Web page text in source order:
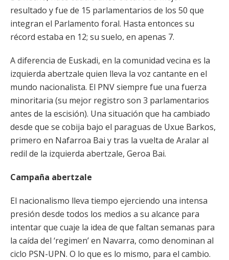
resultado y fue de 15 parlamentarios de los 50 que
integran el Parlamento foral. Hasta entonces su
récord estaba en 12; su suelo, en apenas 7.
A diferencia de Euskadi, en la comunidad vecina es la
izquierda abertzale quien lleva la voz cantante en el
mundo nacionalista. El PNV siempre fue una fuerza
minoritaria (su mejor registro son 3 parlamentarios
antes de la escisión). Una situación que ha cambiado
desde que se cobija bajo el paraguas de Uxue Barkos,
primero en Nafarroa Bai y tras la vuelta de Aralar al
redil de la izquierda abertzale, Geroa Bai.
Campaña abertzale
El nacionalismo lleva tiempo ejerciendo una intensa
presión desde todos los medios a su alcance para
intentar que cuaje la idea de que faltan semanas para
la caída del ‘regimen’ en Navarra, como denominan al
ciclo PSN-UPN. O lo que es lo mismo, para el cambio.